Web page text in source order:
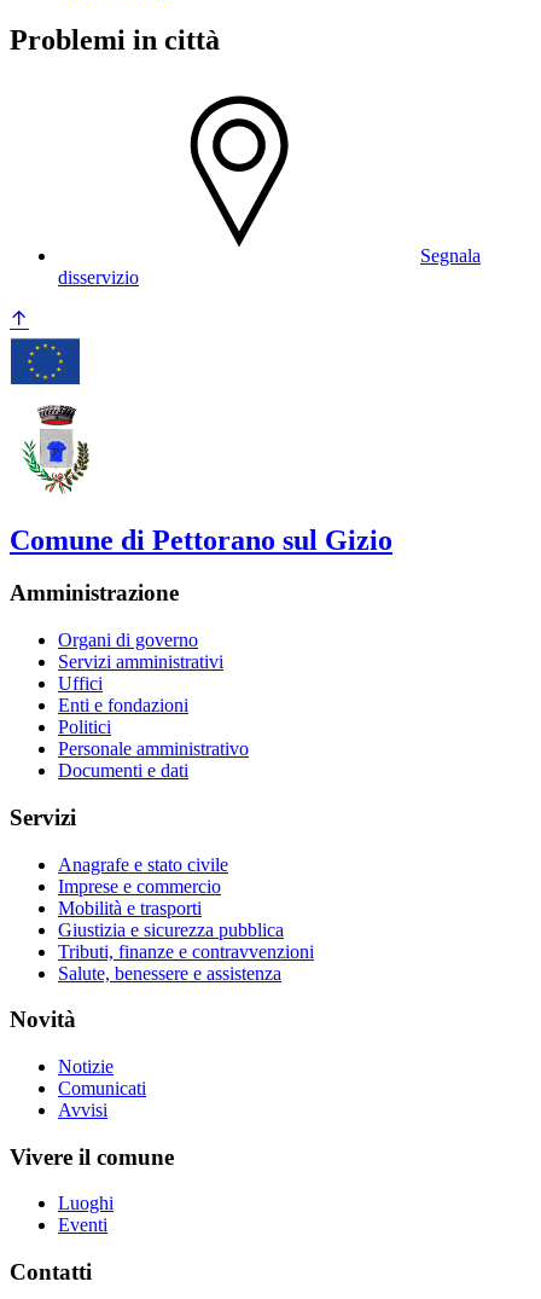
Problemi in città
Segnala
disservizio
Comune di Pettorano sul Gizio
Amministrazione
Organi di governo
Servizi amministrativi
Uffici
Enti e fondazioni
Politici
Personale amministrativo
Documenti e dati
Servizi
Anagrafe e stato civile
Imprese e commercio
Mobilità e trasporti
Giustizia e sicurezza pubblica
Tributi, finanze e contravvenzioni
Salute, benessere e assistenza
Novità
Notizie
Comunicati
Avvisi
Vivere il comune
Luoghi
Eventi
Contatti